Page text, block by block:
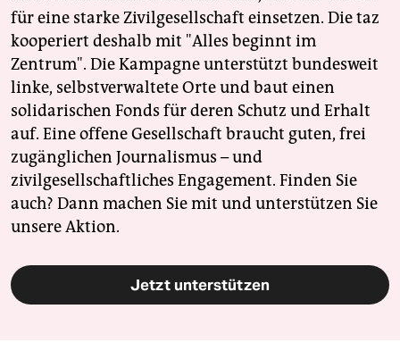
für eine starke Zivilgesellschaft einsetzen. Die taz
kooperiert deshalb mit "Alles beginnt im
Zentrum". Die Kampagne unterstützt bundesweit
linke, selbstverwaltete Orte und baut einen
solidarischen Fonds für deren Schutz und Erhalt
auf. Eine offene Gesellschaft braucht guten, frei
zugänglichen Journalismus – und
zivilgesellschaftliches Engagement. Finden Sie
auch? Dann machen Sie mit und unterstützen Sie
unsere Aktion.
Jetzt unterstützen